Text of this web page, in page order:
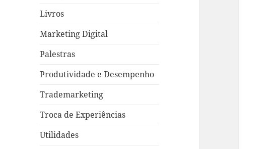
Livros
Marketing Digital
Palestras
Produtividade e Desempenho
Trademarketing
Troca de Experiências
Utilidades